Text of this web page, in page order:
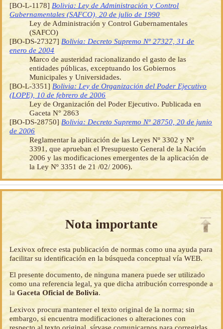
[BO-L-1178] Bolivia: Ley de Administración y Control
Gubernamentales (SAFCO), 20 de julio de 1990
Ley de Administración y Control Gubernamentales
(SAFCO)
[BO-DS-27327] Bolivia: Decreto Supremo Nº 27327, 31 de
enero de 2004
Marco de austeridad racionalizando el gasto de las
entidades públicas, exceptuando los Gobiernos
Municipales y Universidades.
[BO-L-3351] Bolivia: Ley de Organización del Poder Ejecutivo
(LOPE), 10 de febrero de 2006
Ley de Organización del Poder Ejecutivo. Publicada en
Gaceta N° 2863
[BO-DS-28750]Bolivia: Decreto Supremo Nº 28750, 20 de junio
de 2006
Reglamentar la aplicación de las Leyes Nº 3302 y Nº
3391, que aprueban el Presupuesto General de la Nación
2006 y las modificaciones emergentes de la aplicación de
la Ley Nº 3351 de 21 /02/ 2006).
Nota importante
Lexivox ofrece esta publicación de normas como una ayuda para
facilitar su identificación en la búsqueda conceptual vía WEB.
El presente documento, de ninguna manera puede ser utilizado
como una referencia legal, ya que dicha atribución corresponde a
laGaceta Oficial de Bolivia.
Lexivox procura mantener el texto original de la norma; sin
embargo, si encuentra modificaciones o alteraciones con
respecto al texto original, sírvase comunicarnos para corregirlas